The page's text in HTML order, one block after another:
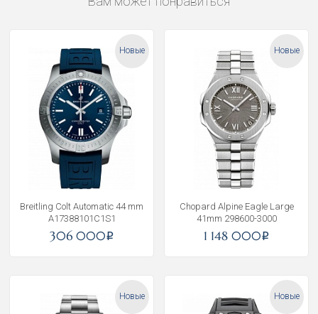
Новые
Breitling Colt Automatic 44 mm
A17388101C1S1
306 000i
Новые
Chopard Alpine Eagle Large
41mm 298600-3000
1 148 000i
Новые Новые